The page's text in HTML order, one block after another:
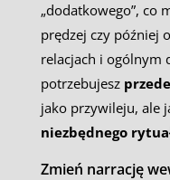
„dodatkowego”, co
prędzej czy później
relacjach i ogólnym
potrzebujesz
jako przywileju, ale
niezbędnego
Zmień narrację